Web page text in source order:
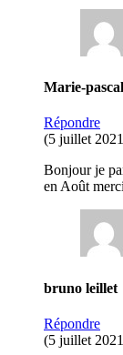
Marie-
Répondre
(5 juillet
Bonjour je
en Août
bruno leillet
Répondre
(5 juillet